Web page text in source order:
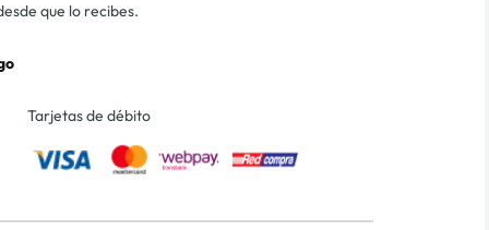
que lo recibes.
Tarjetas de débito